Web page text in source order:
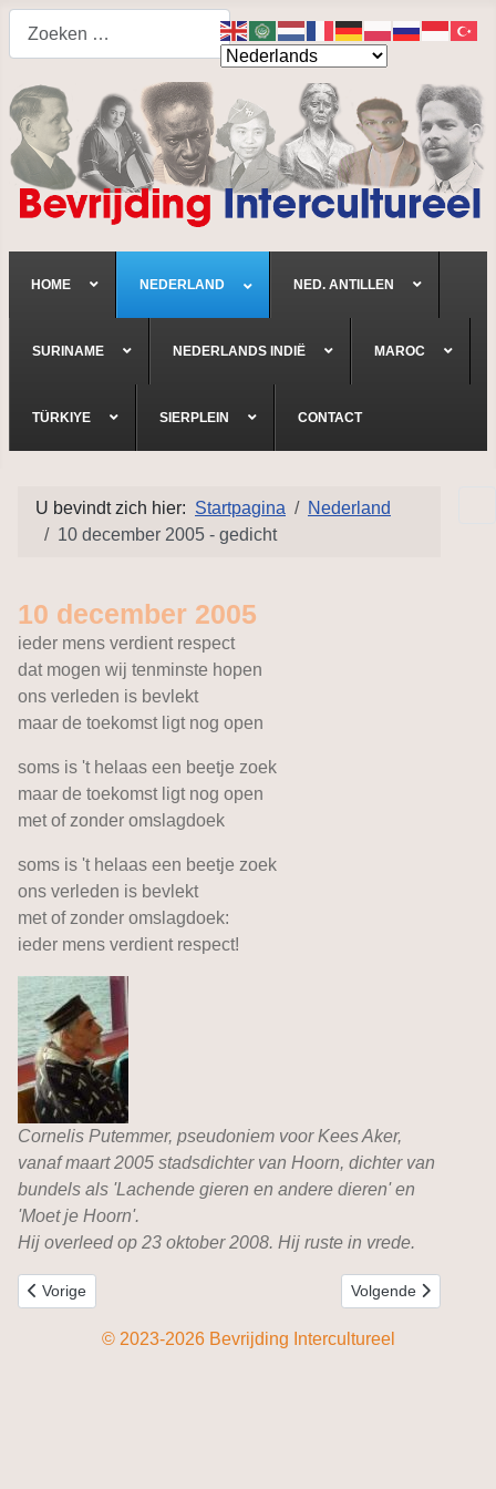
HOME NEDERLAND NED. ANTILLEN
SURINAME NEDERLANDS INDIË MAROC
TÜRKIYE SIERPLEIN CONTACT
U bevindt zich hier: Startpagina
Nederland
10 december 2005 - gedicht
10 december 2005
ieder mens verdient respect
dat mogen wij tenminste hopen
ons verleden is bevlekt
maar de toekomst ligt nog open
soms is 't helaas een beetje zoek
maar de toekomst ligt nog open
met of zonder omslagdoek
soms is 't helaas een beetje zoek
ons verleden is bevlekt
met of zonder omslagdoek:
ieder mens verdient respect!
Cornelis Putemmer, pseudoniem voor Kees Aker,
vanaf maart 2005 stadsdichter van Hoorn, dichter van
bundels als 'Lachende gieren en andere dieren' en
'Moet je Hoorn'.
Hij overleed op 23 oktober 2008. Hij ruste in vrede.
Vorig artikel: Joden in de Zaanstreek
Vorige Volgende artikel:
Volgende
© 2023-2026 Bevrijding Intercultureel